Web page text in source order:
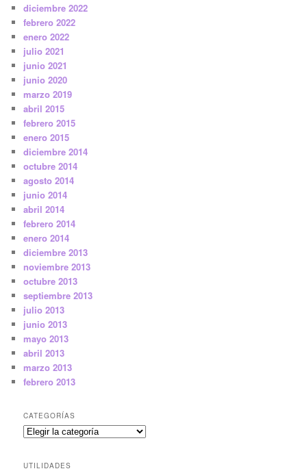
diciembre 2022
febrero 2022
enero 2022
julio 2021
junio 2021
junio 2020
marzo 2019
abril 2015
febrero 2015
enero 2015
diciembre 2014
octubre 2014
agosto 2014
junio 2014
abril 2014
febrero 2014
enero 2014
diciembre 2013
noviembre 2013
octubre 2013
septiembre 2013
julio 2013
junio 2013
mayo 2013
abril 2013
marzo 2013
febrero 2013
CATEGORÍAS
Categorías
UTILIDADES